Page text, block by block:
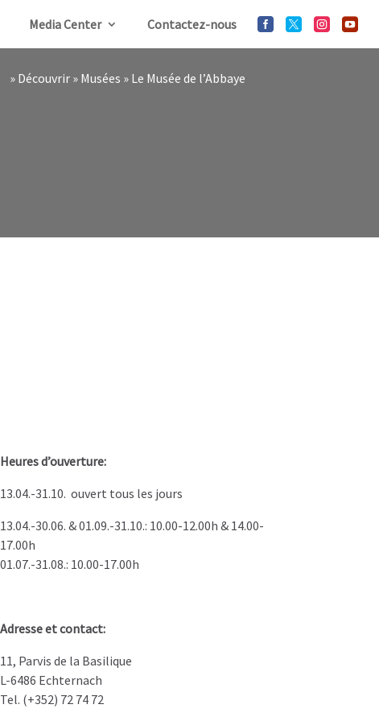
Media Center Contactez-nous    
» Découvrir » Musées » Le Musée de l’Abbaye
Heures d’ouverture:
13.04.-31.10. ouvert tous les jours
13.04.-30.06. & 01.09.-31.10.: 10.00-12.00h & 14.00-
17.00h
01.07.-31.08.: 10.00-17.00h
Adresse et contact:
11, Parvis de la Basilique
L-6486 Echternach
Tel. (+352) 72 74 72